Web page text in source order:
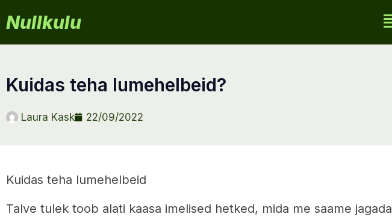
Nullkulu
kuidas teha lumehelbeid?
Laura Kask 22/09/2022
Kuidas teha lumehelbeid
Talve tulek toob alati kaasa imelised hetked, mida me saame jagada